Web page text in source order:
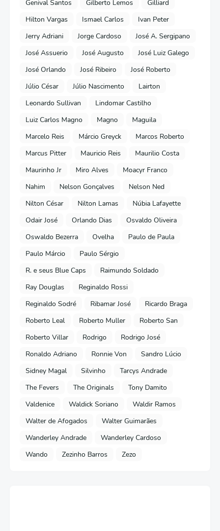
Genival Santos
Gilberto Lemos
Gilliard
Hilton Vargas
Ismael Carlos
Ivan Peter
Jerry Adriani
Jorge Cardoso
José A. Sergipano
José Assuerio
José Augusto
José Luiz Galego
José Orlando
José Ribeiro
José Roberto
Júlio César
Júlio Nascimento
Lairton
Leonardo Sullivan
Lindomar Castilho
Luiz Carlos Magno
Magno
Maguila
Marcelo Reis
Márcio Greyck
Marcos Roberto
Marcus Pitter
Mauricio Reis
Maurilio Costa
Maurinho Jr
Miro Alves
Moacyr Franco
Nahim
Nelson Gonçalves
Nelson Ned
Nilton César
Nilton Lamas
Núbia Lafayette
Odair José
Orlando Dias
Osvaldo Oliveira
Oswaldo Bezerra
Ovelha
Paulo de Paula
Paulo Márcio
Paulo Sérgio
R. e seus Blue Caps
Raimundo Soldado
Ray Douglas
Reginaldo Rossi
Reginaldo Sodré
Ribamar José
Ricardo Braga
Roberto Leal
Roberto Muller
Roberto San
Roberto Villar
Rodrigo
Rodrigo José
Ronaldo Adriano
Ronnie Von
Sandro Lúcio
Sidney Magal
Silvinho
Tarcys Andrade
The Fevers
The Originals
Tony Damito
Valdenice
Waldick Soriano
Waldir Ramos
Walter de Afogados
Walter Guimarães
Wanderley Andrade
Wanderley Cardoso
Wando
Zezinho Barros Zezo